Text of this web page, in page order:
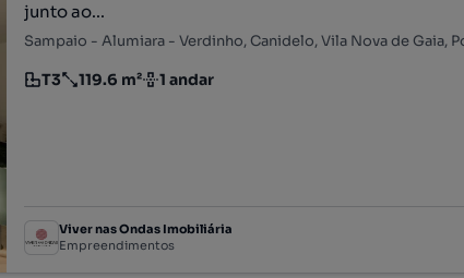
junto ao...
Sampaio - Alumiara - Verdinho, Canidelo, Vila Nova de Gaia,
Tipologia
T3
Preço por metro quadrado
119.6 m²
Andar 1 andar
Viver nas Ondas Imobiliária
Empreendimentos